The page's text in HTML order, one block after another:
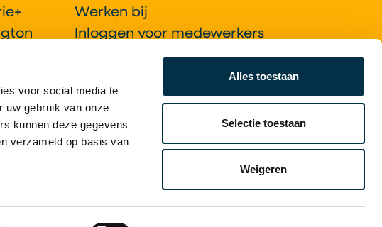
voor social media te
uw gebruik van onze
kunnen deze gegevens
verzameld op basis van
Alles toestaan
Selectie toestaan
Weigeren
Werken bij
Inloggen voor medewerkers
Cliëntportaal